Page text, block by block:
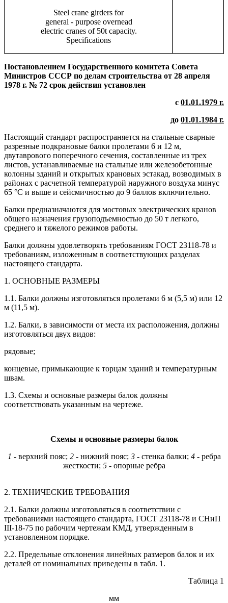
Steel crane girders for
general - purpose overnead
electric cranes of 50t capacity.
Specifications
Постановлением Государственного комитета Совета
Министров СССР по делам строительства от 28 апреля
1978 г. № 72 срок действия установлен
с 01.01.1979 г.
до 01.01.1984 г.
Настоящий стандарт распространяется на стальные сварные
разрезные подкрановые балки пролетами 6 и 12 м,
двутаврового поперечного сечения, составленные из трех
листов, устанавливаемые на стальные или железобетонные
колонны зданий и открытых крановых эстакад, возводимых в
районах с расчетной температурой наружного воздуха минус
65 °С и выше и сейсмичностью до 9 баллов включительно.
Балки предназначаются для мостовых электрических кранов
общего назначения грузоподъемностью до 50 т легкого,
среднего и тяжелого режимов работы.
Балки должны удовлетворять требованиям ГОСТ 23118-78 и
требованиям, изложенным в соответствующих разделах
настоящего стандарта.
1. ОСНОВНЫЕ РАЗМЕРЫ
1.1. Балки должны изготовляться пролетами 6 м (5,5 м) или 12
м (11,5 м).
1.2. Балки, в зависимости от места их расположения, должны
изготовляться двух видов:
рядовые;
концевые, примыкающие к торцам зданий и температурным
швам.
1.3. Схемы и основные размеры балок должны
соответствовать указанным на чертеже.
Схемы и основные размеры балок
1 - верхний пояс; 2- нижний пояс; 3- стенка балки; 4- ребра
жесткости; 5- опорные ребра
2. ТЕХНИЧЕСКИЕ ТРЕБОВАНИЯ
2.1. Балки должны изготовляться в соответствии с
требованиями настоящего стандарта, ГОСТ 23118-78 и СНиП
III-18-75 по рабочим чертежам КМД, утвержденным в
установленном порядке.
2.2. Предельные отклонения линейных размеров балок и их
деталей от номинальных приведены в табл. 1.
Таблица 1
мм